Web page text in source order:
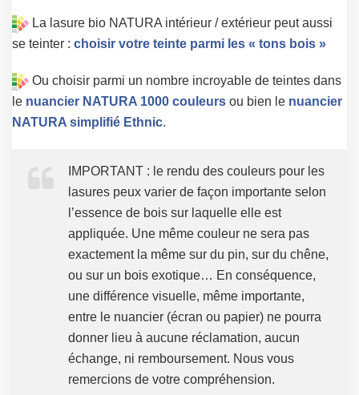
La lasure bio NATURA intérieur / extérieur peut aussi
se teinter : choisir votre teinte parmi les « tons bois »
Ou choisir parmi un nombre incroyable de teintes dans
le nuancier NATURA 1000 couleurs ou bien le nuancier
NATURA simplifié Ethnic.
IMPORTANT : le rendu des couleurs pour les
lasures peux varier de façon importante selon
l’essence de bois sur laquelle elle est
appliquée. Une même couleur ne sera pas
exactement la même sur du pin, sur du chêne,
ou sur un bois exotique… En conséquence,
une différence visuelle, même importante,
entre le nuancier (écran ou papier) ne pourra
donner lieu à aucune réclamation, aucun
échange, ni remboursement. Nous vous
remercions de votre compréhension.